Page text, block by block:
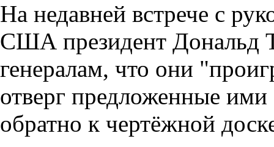
На недавней встрече с
США президент Дональд
генералам, что они
отверг предложенные ими
обратно к чертёжной